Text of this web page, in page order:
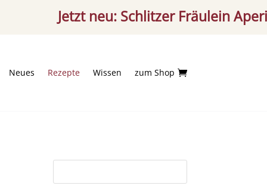
Jetzt neu: Schlitzer Fräulein Aperitif
Neues Rezepte Wissen zum Shop 